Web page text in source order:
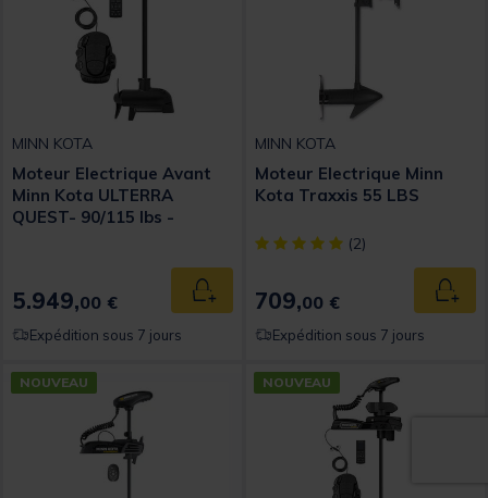
MINN KOTA
Moteur Electrique Avant
Minn Kota ULTERRA
QUEST- 90/115 lbs -
5.949,00 € Ajouter au panier
Expédition sous 7 jours
MINN KOTA
Moteur Electrique Minn
Kota Traxxis 55 LBS
[object Object] out of 5
(2)
709,00 €
Expédition sous 7 jours
NOUVEAU NOUVEAU